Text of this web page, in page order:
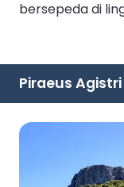
bersepeda di
Piraeus